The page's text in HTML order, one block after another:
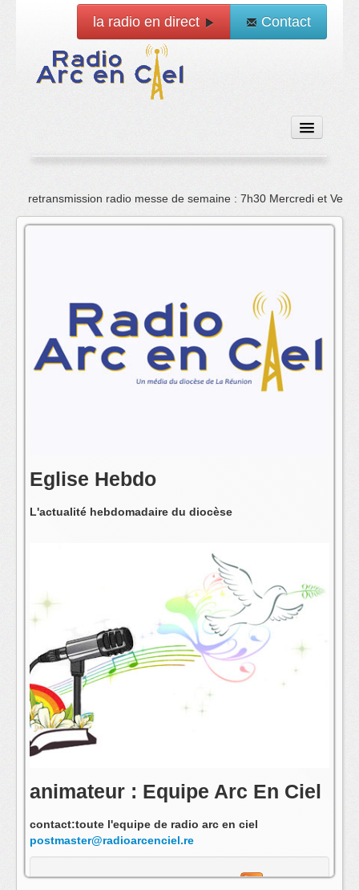
la radio en direct Contact
Accueil
Emissions
La radio
L'équipe
retransmission radio messe de semaine : 7h30 Mercredi et
Eglise Hebdo
L'actualité hebdomadaire du diocèse
animateur : Equipe Arc En Ciel
contact:toute l'equipe de radio arc en ciel
postmaster@radioarcenciel.re
s'abonner au fil rss de cette emission: